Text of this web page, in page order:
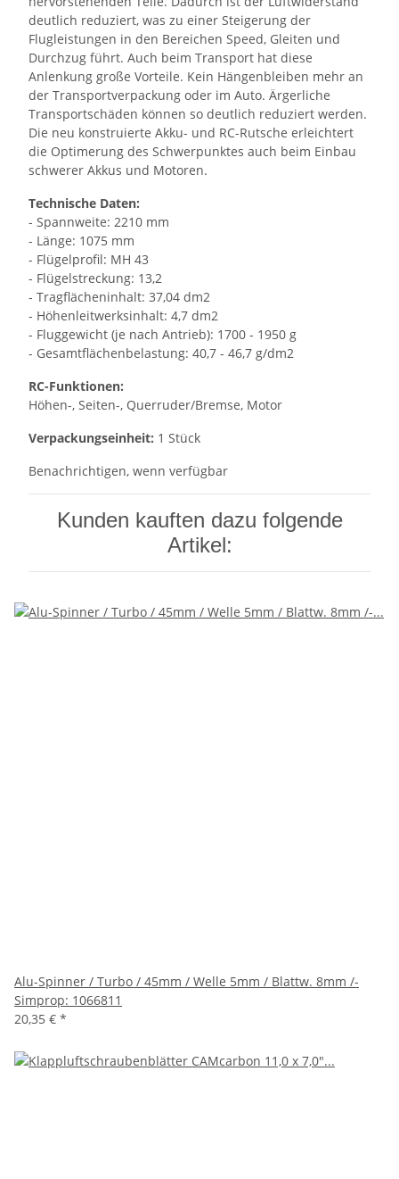
deutlich reduziert, was zu einer Steigerung der
Flugleistungen in den Bereichen Speed, Gleiten und
Durchzug führt. Auch beim Transport hat diese
Anlenkung große Vorteile. Kein Hängenbleiben mehr an
der Transportverpackung oder im Auto. Ärgerliche
Transportschäden können so deutlich reduziert werden.
Die neu konstruierte Akku- und RC-Rutsche erleichtert
die Optimerung des Schwerpunktes auch beim Einbau
schwerer Akkus und Motoren.
Technische Daten:
- Spannweite: 2210 mm
- Länge: 1075 mm
- Flügelprofil: MH 43
- Flügelstreckung: 13,2
- Tragflächeninhalt: 37,04 dm2
- Höhenleitwerksinhalt: 4,7 dm2
- Fluggewicht (je nach Antrieb): 1700 - 1950 g
- Gesamtflächenbelastung: 40,7 - 46,7 g/dm2
RC-Funktionen:
Höhen-, Seiten-, Querruder/Bremse, Motor
Verpackungseinheit: 1 Stück
Benachrichtigen, wenn verfügbar
Kunden kauften dazu folgende
Artikel:
Alu-Spinner / Turbo / 45mm / Welle 5mm / Blattw. 8mm /-
Simprop: 1066811
20,35 € *